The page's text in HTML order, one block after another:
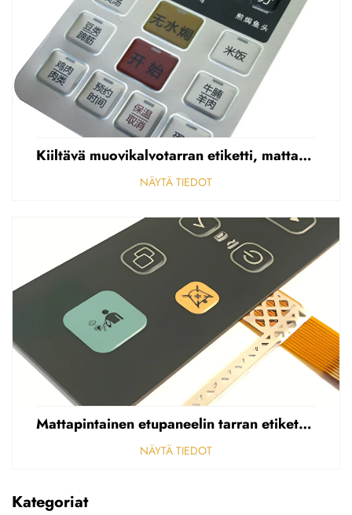
Kiiltävä muovikalvotarran etiketti, mattapintainen etupaneelin tarran etiketti, korostettu polycarbonaattipäällys
NÄYTÄ TIEDOT
Mattapintainen etupaneelin tarran etiketti, reikäinen sumea, 0,25 mm paksuinen polycarbonaatti-/PVC-tarran etiketti
NÄYTÄ TIEDOT
Kategoriat